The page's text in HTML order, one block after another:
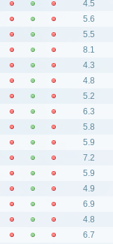
4.5
5.6
5.5
8.1
4.3
4.8
5.2
6.3
5.8
5.9
7.2
5.9
4.9
6.9
4.8
6.7